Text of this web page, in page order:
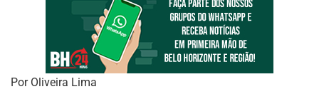
Por Oliveira Lima